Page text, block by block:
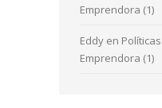
Emprendora (1)
Eddy en
Emprendora (1)